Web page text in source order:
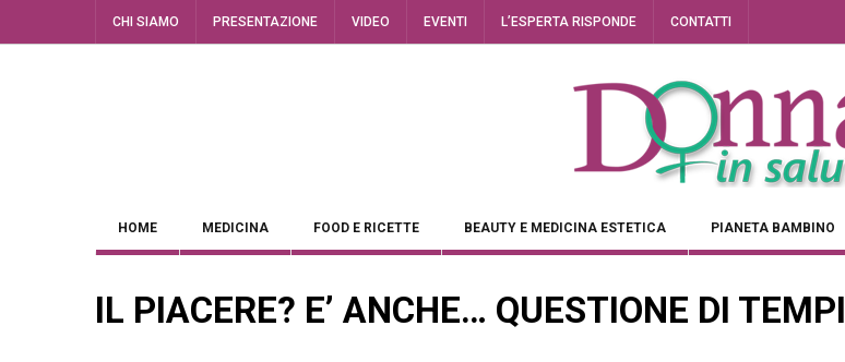
CHI SIAMO PRESENTAZIONE VIDEO EVENTI L’ESPERTA RISPONDE CONTATTI
HOME MEDICINA FOOD E RICETTE BEAUTY E MEDICINA ESTETICA PIANETA BAMBINO
IL PIACERE? E’ ANCHE… QUESTIONE DI TEMPI